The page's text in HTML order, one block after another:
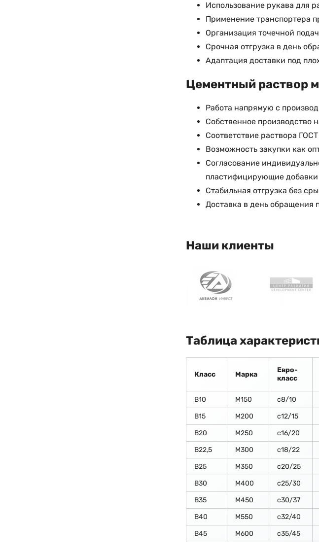
Использование рукава для
Применение транспортера
Организация точечной
Срочная отгрузка в день
Адаптация доставки под
Цементный раствор
Работа напрямую с
Собственное производство
Соответствие раствора
Возможность закупки как
Согласование
пластифицирующие добавки
Стабильная отгрузка без
Доставка в день обращения
Наши клиенты
Таблица
Класс Марка
Евро-
класс
В10 М150 c8/10
В15
М200 с12/15
В20
М250 с16/20
В22,5
М300 с18/22
В25
М350 с20/25
В30
М400 с25/30
В35
М450 с30/37
В40
М550 с32/40
В45
М600 с35/45